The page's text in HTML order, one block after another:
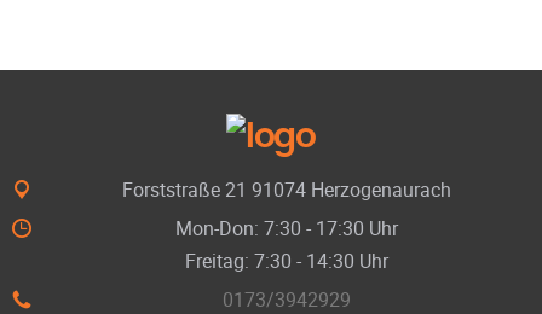
Forststraße 21 91074 Herzogenaurach
Mon-Don: 7:30 - 17:30 Uhr
Freitag: 7:30 - 14:30 Uhr
0173/3942929